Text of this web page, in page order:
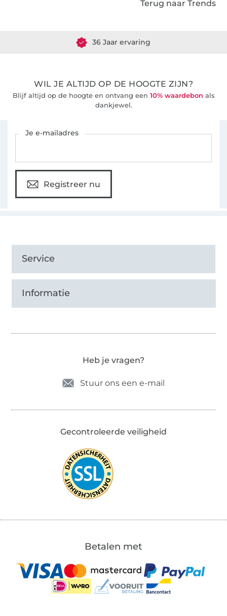
Terug naar Trends
Meer dan 1.8 miljoen meter stof klaar voor verzending
WIL JE ALTIJD OP DE HOOGTE ZIJN?
Blijf altijd op de hoogte en ontvang een 10% waardebon als
dankjewel.
Je e-mailadres
Registreer nu
Service
Informatie
Heb je vragen?
Stuur ons een e-mail
Gecontroleerde veiligheid
Betalen met